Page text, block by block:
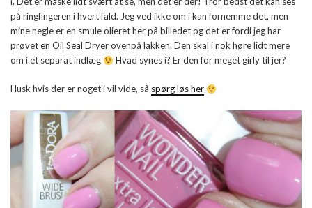
på ringfingeren i hvert fald. Jeg ved ikke om i kan fornemme det, men
mine negle er en smule olieret her på billedet og det er fordi jeg har
prøvet en Oil Seal Dryer ovenpå lakken. Den skal i nok høre lidt mere
om i et separat indlæg
Hvad synes i? Er den for meget girly til jer?
Husk hvis der er noget i vil vide, så spørg løs her